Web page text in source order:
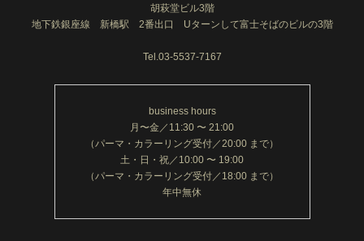
選んだきっかけです！
ーみたいにその空間にいるだけで楽しくてみんなを笑
何回行っても飽きないそんな風に思われる人間になり
月1回の床屋さんに行くのが楽しみになるようなそんな
空間作りを心がけています！
自分へのご褒美や、日々の疲れを癒すお手伝いさせて
いただきます！！
【取得資格・実績】
胡萩堂ビル3階
地下鉄銀座線 新橋駅 2番出口 Uターンして富士そばのビルの3階
Tel.03-5537-7167
business hours
月〜金／11:30 〜 21:00
（パーマ・カラーリング受付／20:00 まで）
土・日・祝／10:00 〜 19:00
（パーマ・カラーリング受付／18:00 まで）
年中無休